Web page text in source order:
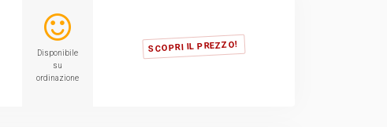
SCOPRI IL PREZZO!
Disponibile
su
ordinazione